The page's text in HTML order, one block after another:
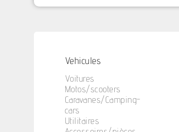
Vehicules
Voitures
Motos/scooters
Caravanes/Camping-
cars
Utilitaires